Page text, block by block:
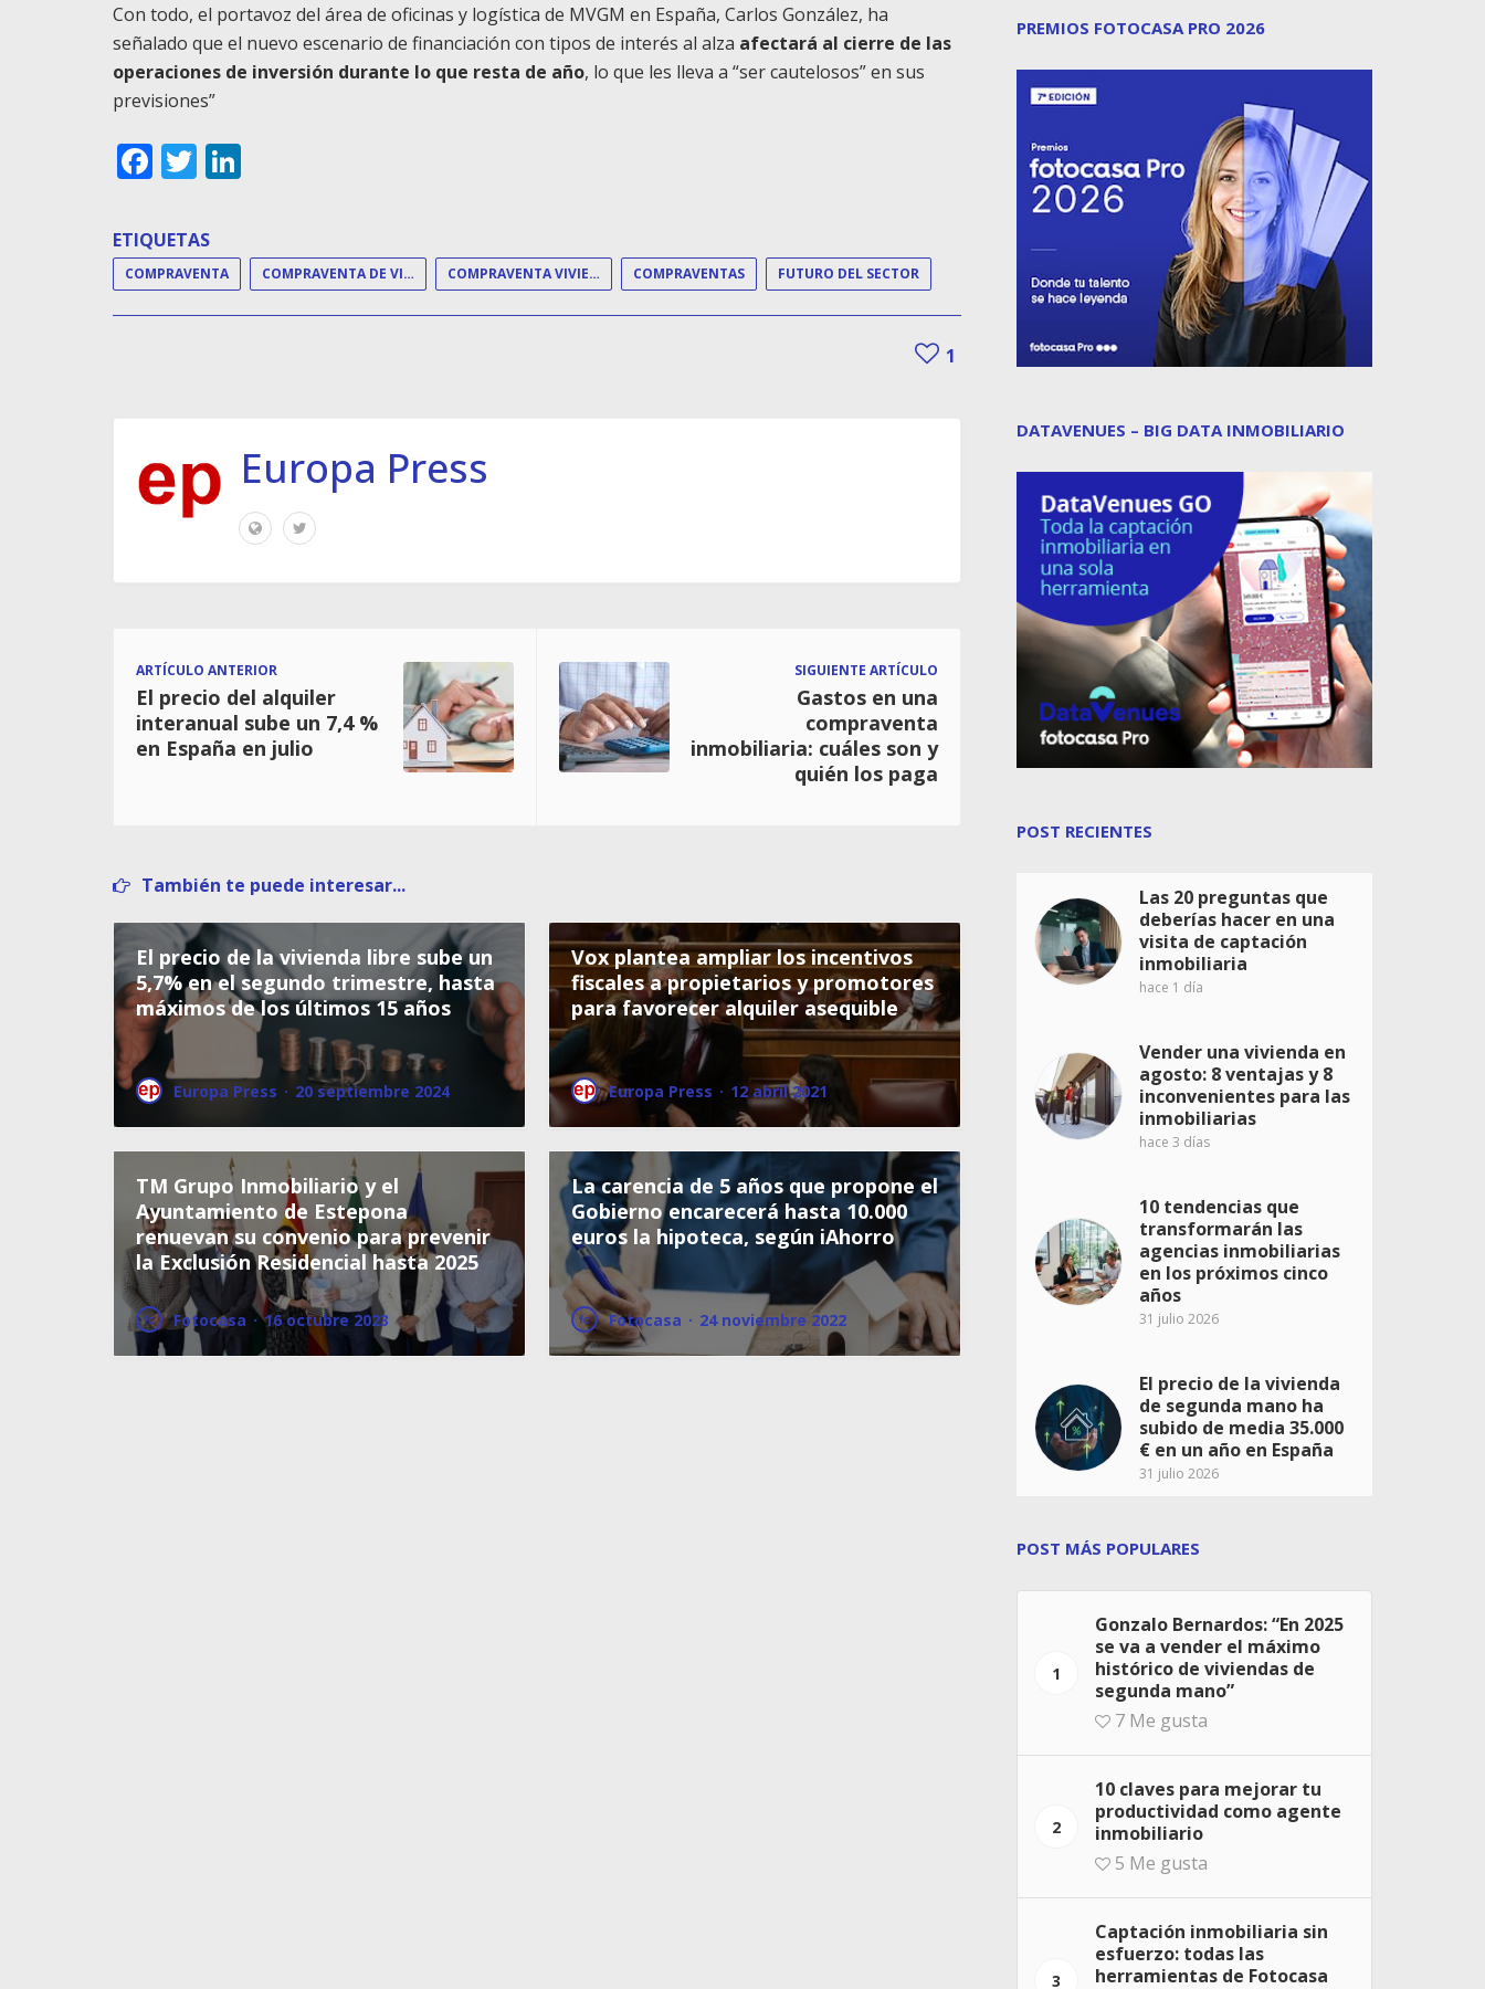
Con todo, el portavoz del área de oficinas y logística de MVGM en España, Carlos González, ha
señalado que el nuevo escenario de financiación con tipos de interés al alza afectará al cierre de las
operaciones de inversión durante lo que resta de año, lo que les lleva a “ser cautelosos” en sus
previsiones”
Facebook
Twitter
ETIQUETAS
COMPRAVENTA COMPRAVENTA DE VIVIENDAS COMPRAVENTA VIVIENDA COMPRAVENTAS FUTURO DEL SECTOR
1
Europa Press
ARTÍCULO ANTERIOR
El precio del alquiler
interanual sube un 7,4 %
en España en julio
SIGUIENTE ARTÍCULO
Gastos en una
compraventa
inmobiliaria: cuáles son y
quién los paga
También te puede interesar...
El precio de la vivienda libre sube un
5,7% en el segundo trimestre, hasta
máximos de los últimos 15 años
Europa Press · 20 septiembre 2024
Vox plantea ampliar los incentivos
fiscales a propietarios y promotores
para favorecer alquiler asequible
Europa Press · 12 abril 2021
TM Grupo Inmobiliario y el
Ayuntamiento de Estepona
renuevan su convenio para prevenir
la Exclusión Residencial hasta 2025
Fotocasa · 16 octubre 2023
La carencia de 5 años que propone el
Gobierno encarecerá hasta 10.000
euros la hipoteca, según iAhorro
Fotocasa · 24 noviembre 2022
PREMIOS FOTOCASA PRO 2026
DATAVENUES – BIG DATA INMOBILIARIO
POST RECIENTES
Las 20 preguntas que
deberías hacer en una
visita de captación
inmobiliaria
hace 1 día
Vender una vivienda en
agosto: 8 ventajas y 8
inconvenientes para las
inmobiliarias
hace 3 días
10 tendencias que
transformarán las
agencias inmobiliarias
en los próximos cinco
años
31 julio 2026
El precio de la vivienda
de segunda mano ha
subido de media 35.000
€ en un año en España
31 julio 2026
POST MÁS POPULARES
1
Gonzalo Bernardos: “En 2025
se va a vender el máximo
histórico de viviendas de
segunda mano”
7 Me gusta
2
10 claves para mejorar tu
productividad como agente
inmobiliario
5 Me gusta
3
Captación inmobiliaria sin
esfuerzo: todas las
herramientas de Fotocasa